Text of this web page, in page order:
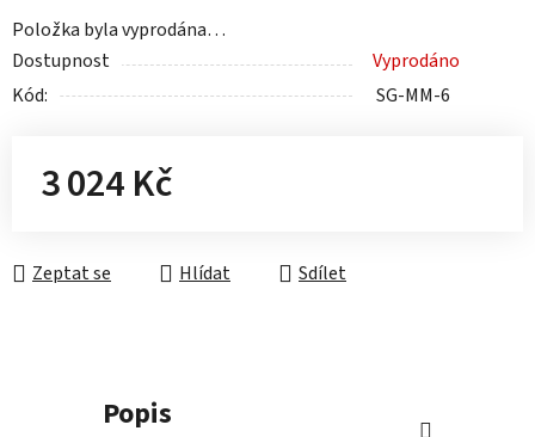
Položka byla vyprodána…
Dostupnost
Vyprodáno
Kód:
SG-MM-6
3 024 Kč
Zeptat se
Hlídat Sdílet
Popis